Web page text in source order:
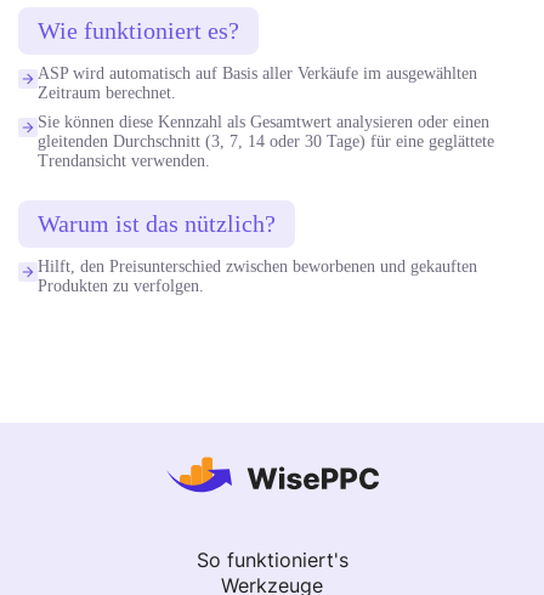
Wie funktioniert es?
ASP wird automatisch auf Basis aller Verkäufe im ausgewählten
Zeitraum berechnet.
Sie können diese Kennzahl als Gesamtwert analysieren oder einen
gleitenden Durchschnitt (3, 7, 14 oder 30 Tage) für eine geglättete
Trendansicht verwenden.
Warum ist das nützlich?
Hilft, den Preisunterschied zwischen beworbenen und gekauften
Produkten zu verfolgen.
So funktioniert's
Werkzeuge